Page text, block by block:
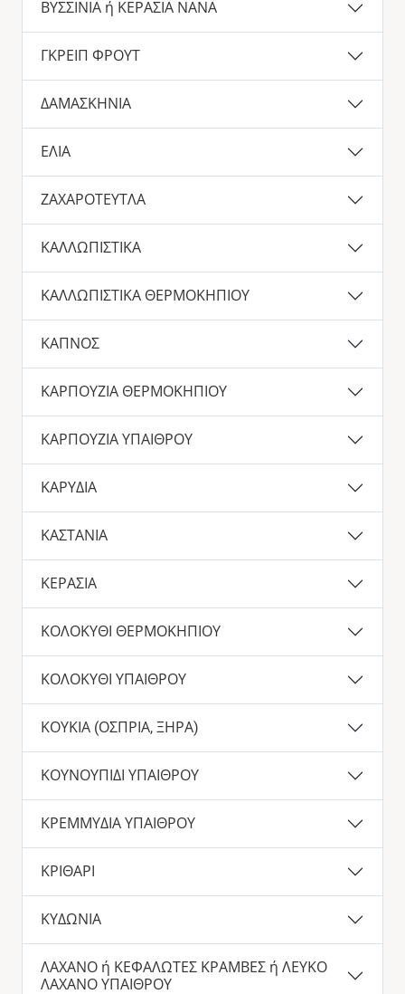
ΒΥΣΣΙΝΙΑ ή ΚΕΡΑΣΙΑ ΝΑΝΑ
ΓΚΡΕΙΠ ΦΡΟΥΤ
ΔΑΜΑΣΚΗΝΙΑ
ΕΛΙΑ
ΖΑΧΑΡΟΤΕΥΤΛΑ
ΚΑΛΛΩΠΙΣΤΙΚΑ
ΚΑΛΛΩΠΙΣΤΙΚΑ ΘΕΡΜΟΚΗΠΙΟΥ
ΚΑΠΝΟΣ
ΚΑΡΠΟΥΖΙΑ ΘΕΡΜΟΚΗΠΙΟΥ
ΚΑΡΠΟΥΖΙΑ ΥΠΑΙΘΡΟΥ
ΚΑΡΥΔΙΑ
ΚΑΣΤΑΝΙΑ
ΚΕΡΑΣΙΑ
ΚΟΛΟΚΥΘΙ ΘΕΡΜΟΚΗΠΙΟΥ
ΚΟΛΟΚΥΘΙ ΥΠΑΙΘΡΟΥ
ΚΟΥΚΙΑ (ΟΣΠΡΙΑ, ΞΗΡΑ)
ΚΟΥΝΟΥΠΙΔΙ ΥΠΑΙΘΡΟΥ
ΚΡΕΜΜΥΔΙΑ ΥΠΑΙΘΡΟΥ
ΚΡΙΘΑΡΙ
ΚΥΔΩΝΙΑ
ΛΑΧΑΝΟ ή ΚΕΦΑΛΩΤΕΣ ΚΡΑΜΒΕΣ ή ΛΕΥΚΟ
ΛΑΧΑΝΟ ΥΠΑΙΘΡΟΥ